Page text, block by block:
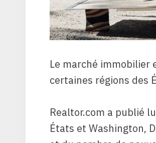
Le marché immobilier
certaines régions des
Realtor.com a publié
États et Washington,